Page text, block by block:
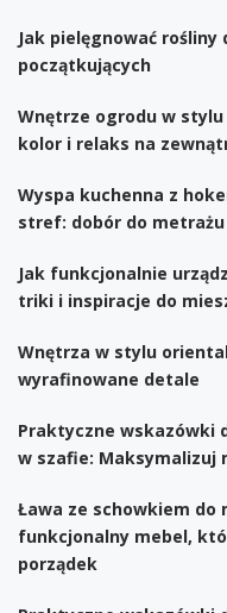
Jak pielęgnować
początkujących
Wnętrze ogrodu w stylu
kolor i relaks na
Wyspa kuchenna z
stref: dobór do
Jak funkcjonalnie
triki i inspiracje do
Wnętrza w stylu
wyrafinowane detale
Praktyczne wskazówki
w szafie: Maksymalizuj
Ława ze schowkiem do
funkcjonalny mebel,
porządek